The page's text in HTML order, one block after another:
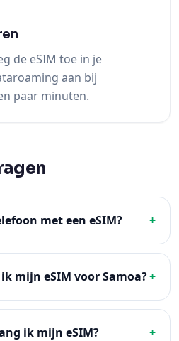
de eSIM toe in je
aan bij
paar minuten.
met een eSIM? +
mijn eSIM voor Samoa?+
ik mijn eSIM? +